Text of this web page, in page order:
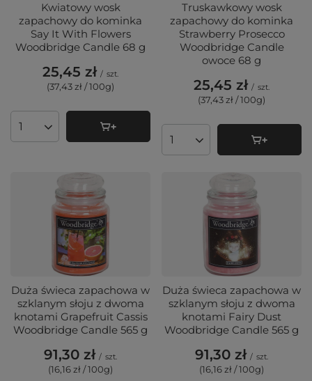
Kwiatowy wosk
zapachowy do kominka
Say It With Flowers
Woodbridge Candle 68 g
25,45 zł / szt.
(37,43 zł / 100g)
Ilość produktów
Truskawkowy wosk
zapachowy do kominka
Strawberry Prosecco
Woodbridge Candle
owoce 68 g
25,45 zł / szt.
(37,43 zł / 100g)
Ilość produktów
Duża świeca zapachowa w
szklanym słoju z dwoma
knotami Grapefruit Cassis
Woodbridge Candle 565 g
91,30 zł / szt.
(16,16 zł / 100g)
Duża świeca zapachowa w
szklanym słoju z dwoma
knotami Fairy Dust
Woodbridge Candle 565 g
91,30 zł / szt.
(16,16 zł / 100g)